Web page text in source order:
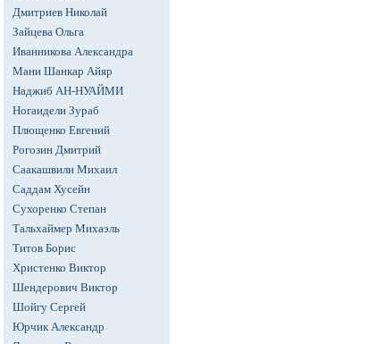
Дмитриев Николай
Зайцева Ольга
Иванникова Александра
Мани Шанкар Айяр
Наджиб АН-НУАЙМИ
Ногаидели Зураб
Плющенко Евгений
Рогозин Дмитрий
Саакашвили Михаил
Саддам Хусейн
Сухоренко Степан
Тальхаймер Михаэль
Титов Борис
Христенко Виктор
Шендерович Виктор
Шойгу Сергей
Юрчик Александр